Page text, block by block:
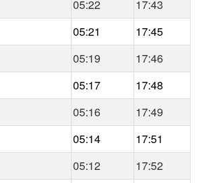
05:22
17:43
05:21
17:45
05:19
17:46
05:17
17:48
05:16
17:49
05:14
17:51
05:12
17:52